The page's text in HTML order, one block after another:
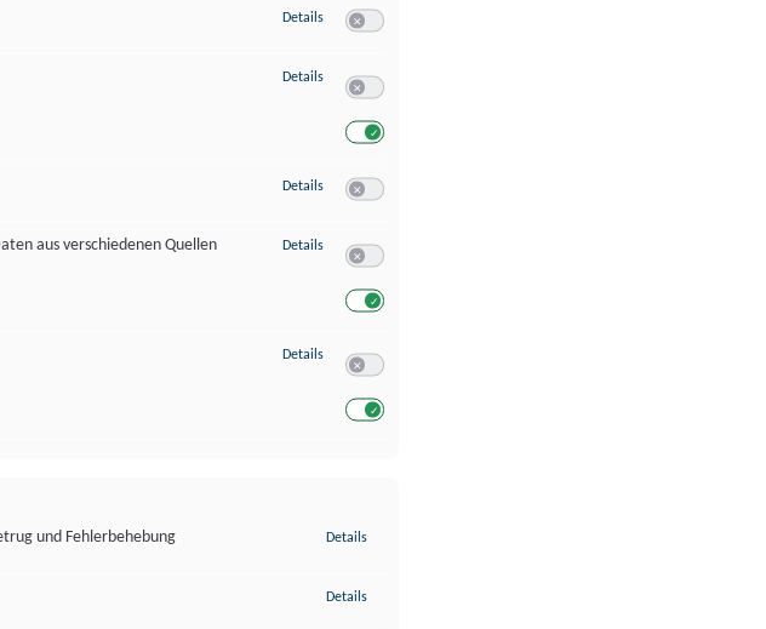
Details zu Verwendung von Profilen zur Auswahl personalisierter Werbung
Details zu Messung der Werbeleistung
Details zu Messung der Performance von Inhalten
aus verschiedenen Quellen
Details zu Analyse von Zielgruppen durch Statistiken oder Kombinationen von
Details zu Entwicklung und Verbesserung der Angebote
und Fehlerbehebung
Details
Details